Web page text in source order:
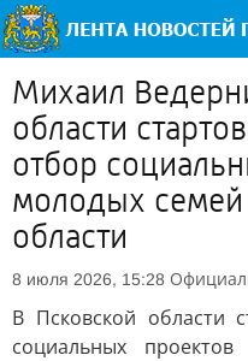
Михаил
области
отбор
молодых семей
области
8 июля 2026, 15:28
В Псковской области
социальных